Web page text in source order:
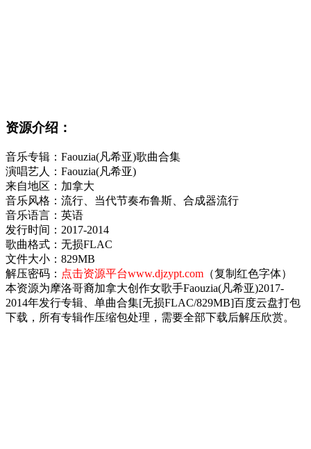
资源介绍：
音乐专辑：Faouzia(凡希亚)歌曲合集
演唱艺人：Faouzia(凡希亚)
来自地区：加拿大
音乐风格：流行、当代节奏布鲁斯、合成器流行
音乐语言：英语
发行时间：2017-2014
歌曲格式：无损FLAC
文件大小：829MB
解压密码： 点击资源平台www.djzypt.com （复制红色字体）
本资源为摩洛哥裔加拿大创作女歌手Faouzia(凡希亚)2017-
2014年发行专辑、单曲合集[无损FLAC/829MB]百度云盘打包
下载，所有专辑作压缩包处理，需要全部下载后解压欣赏。